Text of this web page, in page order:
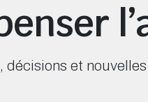
décisions et